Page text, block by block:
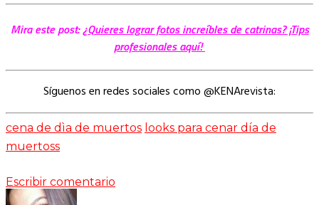
Mira este post:¿Quieres lograr fotos increíbles de catrinas? ¡Tips
profesionales aquí!
Síguenos en redes sociales como @KENArevista:
cena de dìa de muertos looks para cenar día de
muertoss
Escribir comentario